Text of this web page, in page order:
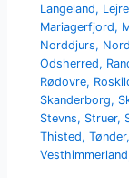
Langeland, Lejre
Mariagerfjord,
Norddjurs,
Odsherred,
Rødovre,
Skanderborg,
Stevns, Struer,
Thisted,Tønder
Vesthimmerland